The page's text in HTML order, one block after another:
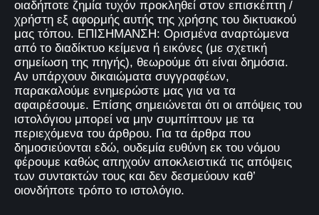
οιαδήποτε ζημία τυχόν προκληθεί στον επισκέπτη /
χρήστη εξ αφορμής αυτής της χρήσης του δικτυακού
μας τόπου. ΕΠΙΣΗΜΑΝΣΗ: Ορισμένα αναρτώμενα
από το διαδίκτυο κείμενα ή εικόνες (με σχετική
σημείωση της πηγής), θεωρούμε ότι είναι δημόσια.
Αν υπάρχουν δικαιώματα συγγραφέων,
παρακαλούμε ενημερώστε μας για να τα
αφαιρέσουμε. Επίσης σημειώνεται ότι οι απόψεις του
ιστολόγιου μπορεί να μην συμπίπτουν με τα
περιεχόμενα του άρθρου. Για τα άρθρα που
δημοσιεύονται εδώ, ουδεμία ευθύνη εκ του νόμου
φέρουμε καθώς απηχούν αποκλειστικά τις απόψεις
των συντακτών τους και δεν δεσμεύουν καθ’
οιονδήποτε τρόπο το ιστολόγιο.